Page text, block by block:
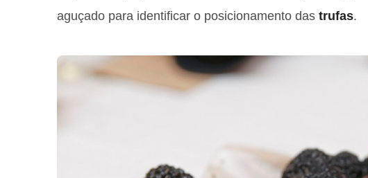
aguçado para identificar o posicionamento das trufas.